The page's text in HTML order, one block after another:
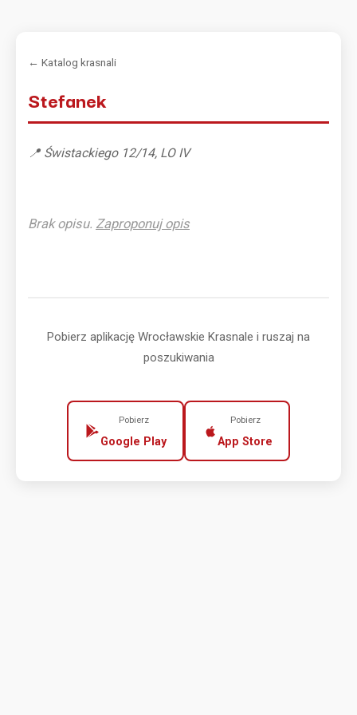
← Katalog krasnali
Stefanek
📍 Świstackiego 12/14, LO IV
Brak opisu. Zaproponuj opis
Pobierz aplikację Wrocławskie Krasnale i ruszaj na
poszukiwania
Pobierz
Google Play
Pobierz
App Store